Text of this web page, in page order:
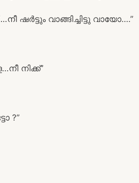
ഷർട്ടും വാങ്ങിച്ചിട്ടു വായോ….”
നിക്ക്”
?”